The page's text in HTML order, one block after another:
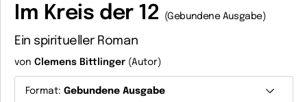
Im Kreis der 12 (Gebundene Ausgabe)
Ein spiritueller Roman
von Clemens Bittlinger (Autor)
Format: Gebundene Ausgabe